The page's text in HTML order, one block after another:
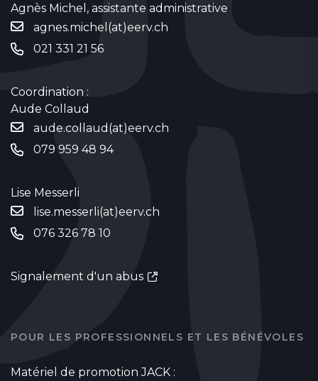
Agnès Michel, assistante administrative
agnes.michel(at)eerv.ch
021 331 21 56
Coordination :
Aude Collaud
aude.collaud(at)eerv.ch
079 959 48 94
Lise Messerli
lise.messerli(at)eerv.ch
076 326 78 10
Signalement d'un abus
POUR LES PROFESSIONNELS ET LES BÉNÉVOLES
Matériel de promotion JACK :